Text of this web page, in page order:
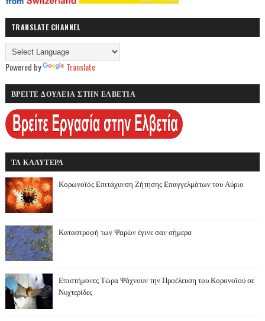
TRANSLATE CHANNEL
Powered by Translate
ΒΡΕΙΤΕ ΔΟΥΛΕΙΑ ΣΤΗΝ ΕΛΒΕΤΙΑ
ΤΑ ΚΑΛΥΤΕΡΑ
Κορωνοϊός Επιτάχυνση Ζήτησης Επαγγελμάτων του Αύριο
Καταστροφή των Ψαρών έγινε σαν σήμερα
Επιστήμονες Τώρα Ψάχνουν την Προέλευση του Κορονοϊού σε
Νυχτερίδες